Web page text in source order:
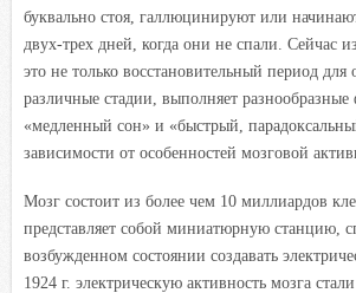
буквально стоя, галлюцинируют или
двух-трех дней, когда они не спали. Сейчас
это не только восстановительный период
различные стадии, выполняет
«медленный сон» и «быстрый,
зависимости от особенностей мозговой
Мозг состоит из более чем 10 миллиардов
представляет собой миниатюрную станцию,
возбужденном состоянии создавать
1924 г. электрическую активность мозга